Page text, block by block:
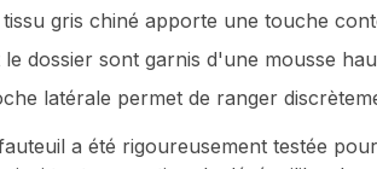
gris chiné apporte une touche
le dossier sont garnis d'une mousse
latérale permet de ranger
a été rigoureusement testée